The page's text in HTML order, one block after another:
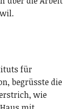
für
begrüsste die
wie